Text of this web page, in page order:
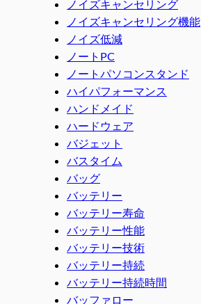
ノイズキャンセリング
ノイズキャンセリング機能
ノイズ低減
ノートPC
ノートパソコンスタンド
ハイパフォーマンス
ハンドメイド
ハードウェア
バジェット
バスタイム
バッグ
バッテリー
バッテリー寿命
バッテリー性能
バッテリー技術
バッテリー持続
バッテリー持続時間
バッファロー